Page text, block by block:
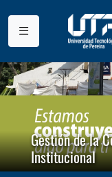
Gestión de la
Institucional